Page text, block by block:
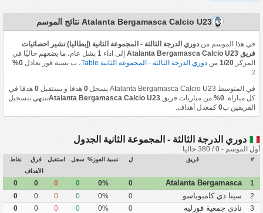
Atalanta Bergamasca Calcio U23 نتائج الموسم
في هذا الموسم مندوري الدرجة الثالثة - المجموعة الثانية (إيطاليا) تشير احصائيات
فريق Atalanta Bergamasca Calcio U23
إلى اداء 1 بشل عام، ما يضعهم حاليًا في
المركز1/20 مندوري الدرجة الثالثة - المجموعة الثانية Table ، ب نسبة فوز تعادل0%
٪.
في المتوسط Atalanta Bergamasca Calcio U23 يسجل 0 هدفا و يستقبل0 هدفا في
كل مباراة.0% من مباريات فريقAtalanta Bergamasca Calcio U23تنتهي بتسجيل
الفريقين ب0 كمعدل أهداف.
دوري الدرجة الثالثة - المجموعة الثانية الجدول
أول الموسم - 0 / 380 حاليا
# فريق ل نسبة الفوز% سجل استقبل
فرق
الأهداف
نقاط
1
Atalanta Bergamasca
Calcio U23
0
0%
0
0
0
0
2
سيتا دي كامبوباسو 0
0%
0
0
0
0
3
نادي جمعية فورليه 0
0%
0
0
0
0